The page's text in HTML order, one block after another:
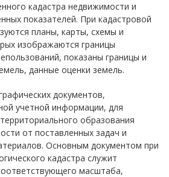
кадастра недвижимости и
показателей. При кадастровой
планы, карты, схемы и
изображаются границы
показаны границы и
данные оценки земель.
документов,
учетной информации, для
образования
от поставленных задач и
Основным документом при
кадастра служит
масштаба,